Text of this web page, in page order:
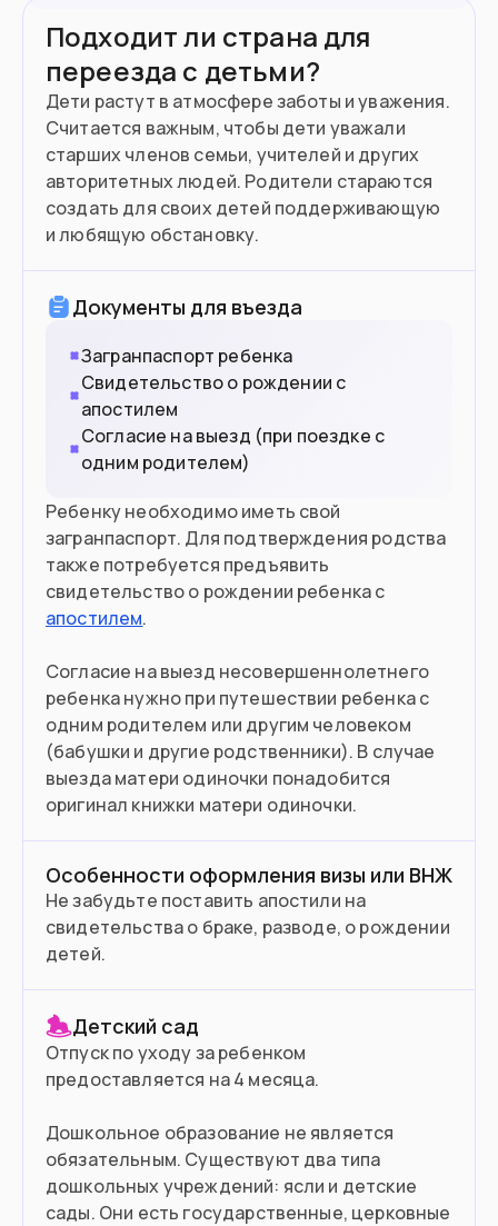
Подойдет вам если
Хотите ВНЖ по аренде и готовы
платить налоги в стране
У вас есть пассивный доход
Хотите учить английский язык на
курсах
Можете открыть тут бизнес
Готовы купить недвижимость от
Въезд в страну
Документ
Виза Нужна виза
Подходит ли страна для
переезда с детьми?
Дети растут в атмосфере заботы и уважения.
Считается важным, чтобы дети уважали
старших членов семьи, учителей и других
авторитетных людей. Родители стараются
создать для своих детей поддерживающую
и любящую обстановку.
Документы для въезда
Загранпаспорт ребенка
Свидетельство о рождении с
апостилем
Согласие на выезд (при поездке с
одним родителем)
Ребенку необходимо иметь свой
загранпаспорт. Для подтверждения родства
также потребуется предъявить
свидетельство о рождении ребенка с
апостилем.
Согласие на выезд несовершеннолетнего
ребенка нужно при путешествии ребенка с
одним родителем или другим человеком
(бабушки и другие родственники). В случае
выезда матери одиночки понадобится
оригинал книжки матери одиночки.
Особенности оформления визы или ВНЖ
Не забудьте поставить апостили на
свидетельства о браке, разводе, о рождении
детей.
Детский сад
Отпуск по уходу за ребенком
предоставляется на 4 месяца.
Дошкольное образование не является
обязательным. Существуют два типа
дошкольных учреждений: ясли и детские
сады. Они есть государственные, церковные